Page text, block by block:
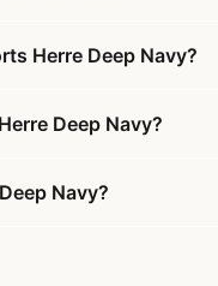
Herre Deep Navy?
Deep Navy?
Navy?